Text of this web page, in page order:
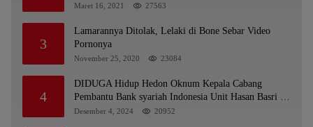
Maret 16, 2021 27563
3
Lamarannya Ditolak, Lelaki di Bone Sebar Video
Pornonya
November 25, 2020 23084
4
DIDUGA Hidup Hedon Oknum Kepala Cabang
Pembantu Bank syariah Indonesia Unit Hasan Basri di
Banjarmasin Tipu Nasabah Prioritasnya Hingga
Desember 4, 2024 20952